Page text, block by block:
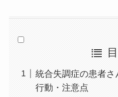
統合失調症の患者さ
行動・注意点